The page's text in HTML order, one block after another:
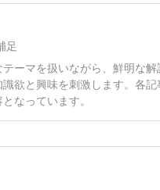
足
ーマを扱いながら、鮮明な
欲と興味を刺激します。各
なっています。